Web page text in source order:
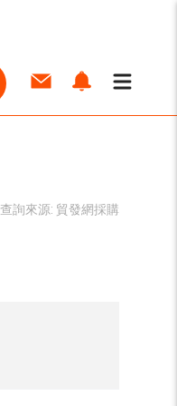
查詢來源: 貿發網採購